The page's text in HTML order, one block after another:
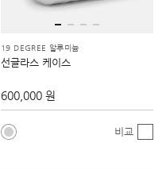
19 DEGREE 알루미늄
선글라스 케이스
600,000 원
비교